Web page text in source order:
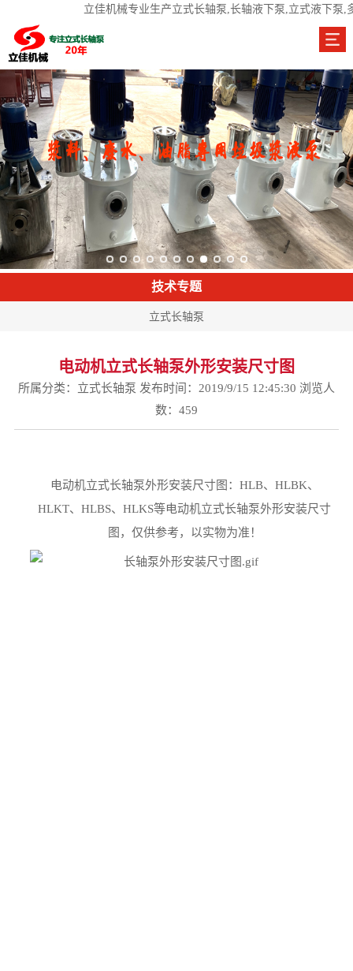
立佳机械专业生产立式长轴泵,长轴液下泵,立式液下
技术专题
立式长轴泵
电动机立式长轴泵外形安装尺寸图
所属分类： 立式长轴泵 发布时间：2019/9/15 12:45:30 浏览人
数： 459
电动机立式长轴泵外形安装尺寸图：HLB、HLBK、
HLKT、HLBS、HLKS等电动机立式长轴泵外形安装尺寸
图，仅供参考，以实物为准！